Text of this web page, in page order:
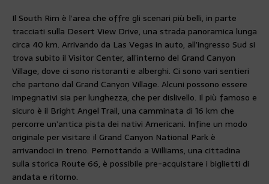
Il South Rim è l’area che offre gli scenari più belli, in parte
tracciati sulla Desert View Drive, una strada panoramica lunga
circa 40 km. Arrivando da Las Vegas in auto, all’ingresso Sud si
trova subito il Visitor Center, all’interno del Grand Canyon
Village, dove ci sono ristoranti e alberghi. Ci sono vari sentieri
che partono dal Grand Canyon Village. Alcuni possono essere
impegnativi sia per lunghezza, che per dislivello. Il più famoso e
sicuro è il Bright Angel Trail, una camminata di 16 km che
percorre un’antica pista dei nativi Americani. Infine un modo
originale per visitare il Grand Canyon National Park è
arrivandoci in treno. Pernottando a Williams, una cittadina
sulla storica Route 66, è possibile pre-acquistare i biglietti di
andata e ritorno.